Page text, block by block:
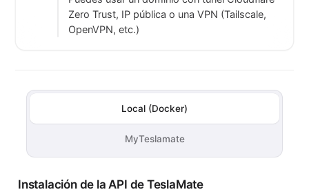
Zero Trust, IP pública o una VPN (Tailscale,
OpenVPN, etc.)
Local (Docker)
MyTeslamate
Instalación de la API de TeslaMate